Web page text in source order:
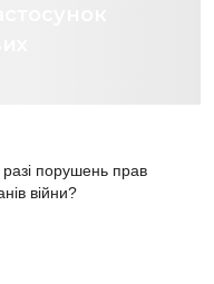
порушень прав
війни?